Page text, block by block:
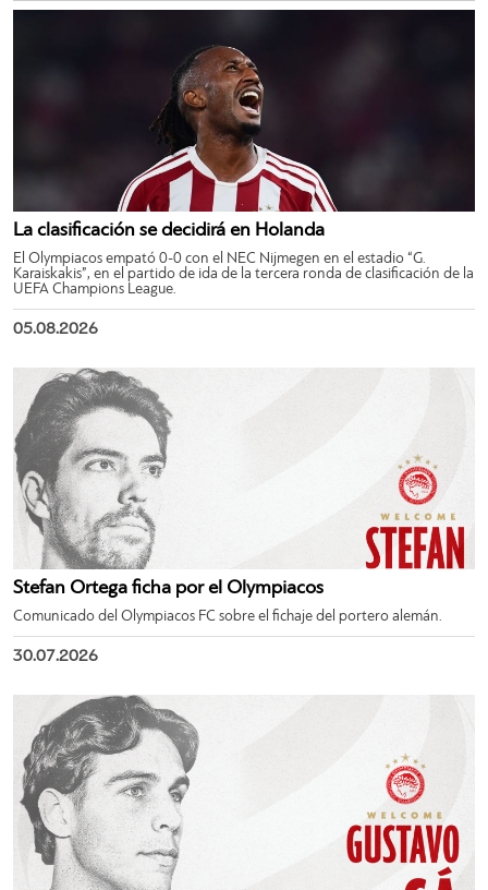
La clasificación se decidirá en Holanda
El Olympiacos empató 0-0 con el NEC Nijmegen en el estadio “G.
Karaiskakis”, en el partido de ida de la tercera ronda de clasificación de la
UEFA Champions League.
05.08.2026
Stefan Ortega ficha por el Olympiacos
Comunicado del Olympiacos FC sobre el fichaje del portero alemán.
30.07.2026